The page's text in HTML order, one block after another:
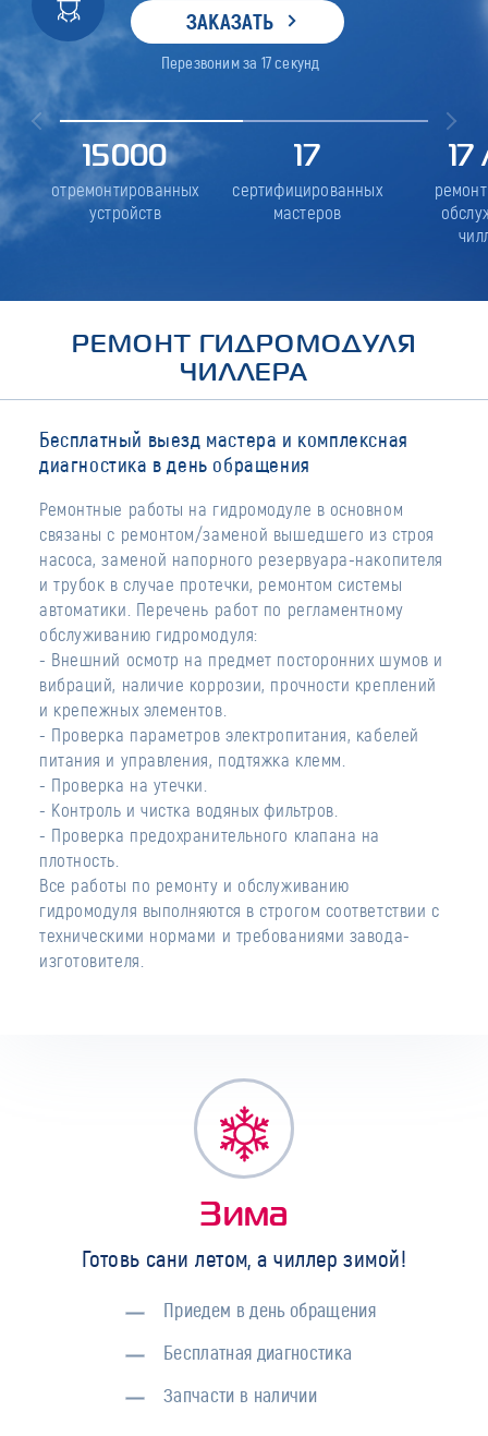
ЗАКАЗАТЬ
Перезвоним за 17секунд
15000
отремонтированных
устройств
17
сертифицированных
мастеров
17
РЕМОНТ ГИДРОМОДУЛЯ
ЧИЛЛЕРА
Бесплатный выезд мастера и комплексная
диагностика в день обращения
Ремонтные работы на гидромодуле в основном
связаны с ремонтом/заменой вышедшего из строя
насоса, заменой напорного резервуара-накопителя
и трубок в случае протечки, ремонтом системы
автоматики. Перечень работ по регламентному
обслуживанию гидромодуля:
- Внешний осмотр на предмет посторонних шумов и
вибраций, наличие коррозии, прочности креплений
и крепежных элементов.
- Проверка параметров электропитания, кабелей
питания и управления, подтяжка клемм.
- Проверка на утечки.
- Контроль и чистка водяных фильтров.
- Проверка предохранительного клапана на
плотность.
Все работы по ремонту и обслуживанию
гидромодуля выполняются в строгом соответствии с
техническими нормами и требованиями завода-
изготовителя.
Зима
Готовь сани летом, а чиллер зимой!
Приедем в день обращения
Бесплатная диагностика
Запчасти в наличии